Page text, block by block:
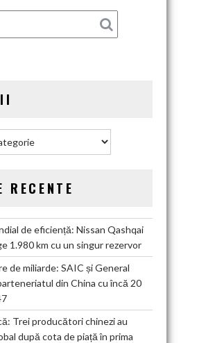
RECENTE
de eficiență: Nissan Qashqai
1.980 km cu un singur rezervor
de miliarde: SAIC și General
din China cu încă 20
Trei producători chinezi au
după cota de piață în prima